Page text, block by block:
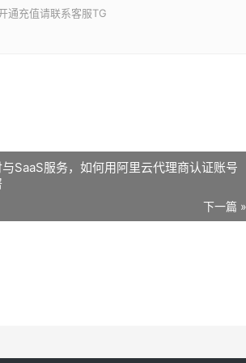
通充值请联系客服TG
SaaS服务，如何用阿里云代理商认证账号
下一篇 »